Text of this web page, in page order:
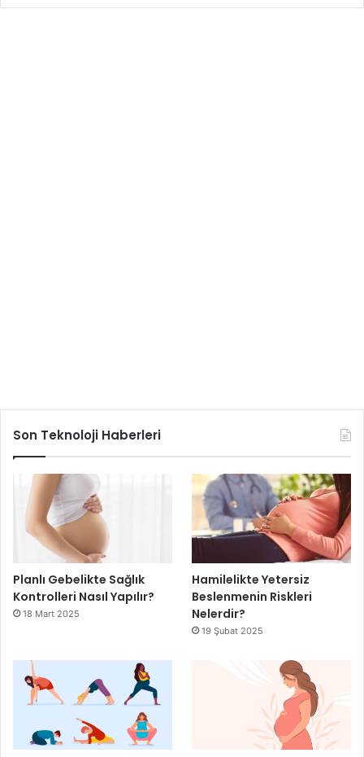
Son Teknoloji Haberleri
Planlı Gebelikte Sağlık
Kontrolleri Nasıl Yapılır?
18 Mart 2025
Hamilelikte Yetersiz
Beslenmenin Riskleri
Nelerdir?
19 Şubat 2025